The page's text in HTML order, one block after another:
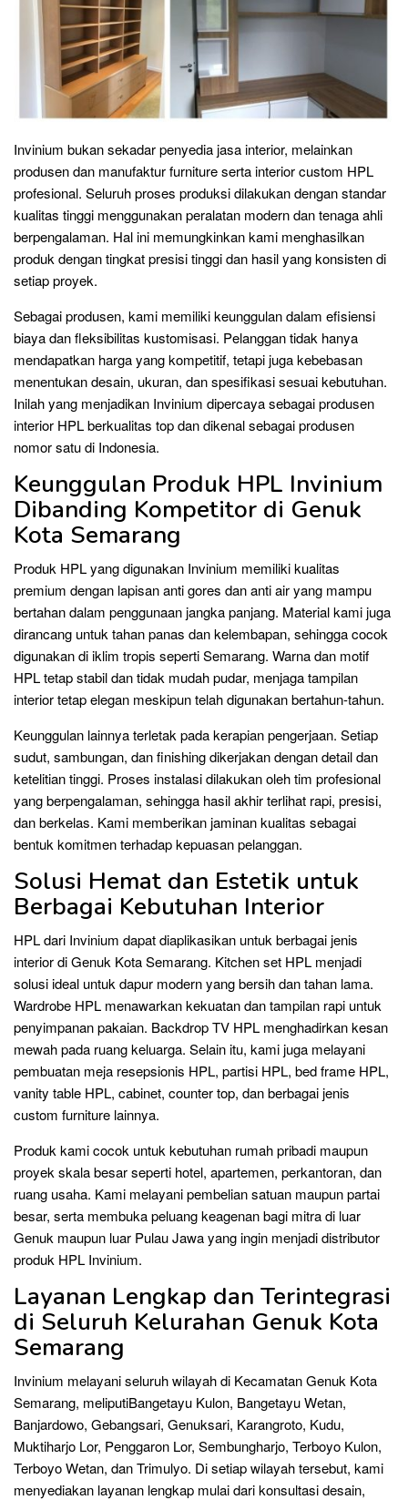
Invinium bukan sekadar penyedia jasa interior, melainkan
produsen dan manufaktur furniture serta interior custom HPL
profesional. Seluruh proses produksi dilakukan dengan standar
kualitas tinggi menggunakan peralatan modern dan tenaga ahli
berpengalaman. Hal ini memungkinkan kami menghasilkan
produk dengan tingkat presisi tinggi dan hasil yang konsisten di
setiap proyek.
Sebagai produsen, kami memiliki keunggulan dalam efisiensi
biaya dan fleksibilitas kustomisasi. Pelanggan tidak hanya
mendapatkan harga yang kompetitif, tetapi juga kebebasan
menentukan desain, ukuran, dan spesifikasi sesuai kebutuhan.
Inilah yang menjadikan Invinium dipercaya sebagai produsen
interior HPL berkualitas top dan dikenal sebagai produsen
nomor satu di Indonesia.
Keunggulan Produk HPL Invinium
Dibanding Kompetitor di Genuk
Kota Semarang
Produk HPL yang digunakan Invinium memiliki kualitas
premium dengan lapisan anti gores dan anti air yang mampu
bertahan dalam penggunaan jangka panjang. Material kami juga
dirancang untuk tahan panas dan kelembapan, sehingga cocok
digunakan di iklim tropis seperti Semarang. Warna dan motif
HPL tetap stabil dan tidak mudah pudar, menjaga tampilan
interior tetap elegan meskipun telah digunakan bertahun-tahun.
Keunggulan lainnya terletak pada kerapian pengerjaan. Setiap
sudut, sambungan, dan finishing dikerjakan dengan detail dan
ketelitian tinggi. Proses instalasi dilakukan oleh tim profesional
yang berpengalaman, sehingga hasil akhir terlihat rapi, presisi,
dan berkelas. Kami memberikan jaminan kualitas sebagai
bentuk komitmen terhadap kepuasan pelanggan.
Solusi Hemat dan Estetik untuk
Berbagai Kebutuhan Interior
HPL dari Invinium dapat diaplikasikan untuk berbagai jenis
interior di Genuk Kota Semarang. Kitchen set HPL menjadi
solusi ideal untuk dapur modern yang bersih dan tahan lama.
Wardrobe HPL menawarkan kekuatan dan tampilan rapi untuk
penyimpanan pakaian. Backdrop TV HPL menghadirkan kesan
mewah pada ruang keluarga. Selain itu, kami juga melayani
pembuatan meja resepsionis HPL, partisi HPL, bed frame HPL,
vanity table HPL, cabinet, counter top, dan berbagai jenis
custom furniture lainnya.
Produk kami cocok untuk kebutuhan rumah pribadi maupun
proyek skala besar seperti hotel, apartemen, perkantoran, dan
ruang usaha. Kami melayani pembelian satuan maupun partai
besar, serta membuka peluang keagenan bagi mitra di luar
Genuk maupun luar Pulau Jawa yang ingin menjadi distributor
produk HPL Invinium.
Layanan Lengkap dan Terintegrasi
di Seluruh Kelurahan Genuk Kota
Semarang
Invinium melayani seluruh wilayah di Kecamatan Genuk Kota
Semarang, meliputiBangetayu Kulon, Bangetayu Wetan,
Banjardowo, Gebangsari, Genuksari, Karangroto, Kudu,
Muktiharjo Lor, Penggaron Lor, Sembungharjo, Terboyo Kulon,
Terboyo Wetan, dan Trimulyo. Di setiap wilayah tersebut, kami
menyediakan layanan lengkap mulai dari konsultasi desain,